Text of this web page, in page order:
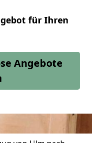
für Ihren
Angebote